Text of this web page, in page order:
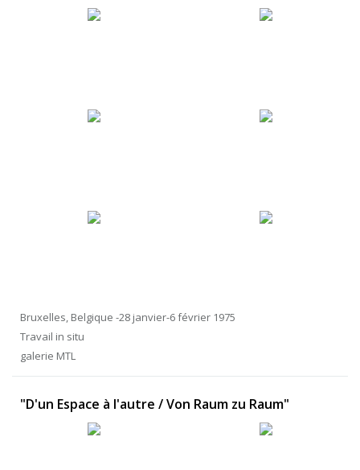
Bruxelles, Belgique -28 janvier-6 février 1975
Travail in situ
galerie MTL
"D'un Espace à l'autre / Von Raum zu Raum"